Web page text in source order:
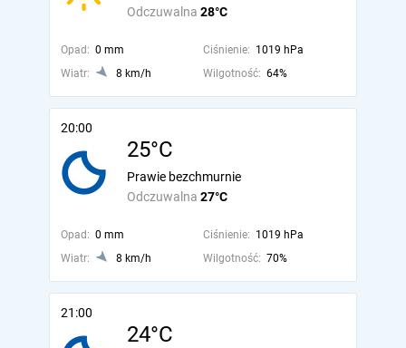
Odczuwalna 28°C
Opad: 0 mm Ciśnienie: 1019 hPa
Wiatr:
8 km/h Wilgotność: 64%
20:00
25°C
Odczuwalna 27°C
Prawie bezchmurnie
Opad: 0 mm Ciśnienie: 1019 hPa
Wiatr:
8 km/h Wilgotność: 70%
21:00
24°C